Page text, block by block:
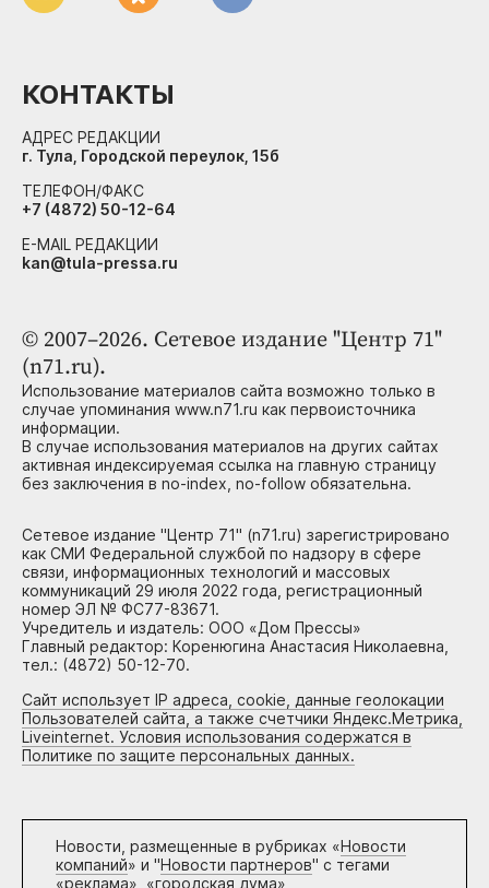
© 2007–2026. Сетевое издание "Центр 71"
(n71.ru).
Использование материалов сайта возможно только в
случае упоминания www.n71.ru как первоисточника
информации.
В случае использования материалов на других сайтах
активная индексируемая ссылка на главную страницу
без заключения в no-index, no-follow обязательна.
Сетевое издание "Центр 71" (n71.ru) зарегистрировано
как СМИ Федеральной службой по надзору в сфере
связи, информационных технологий и массовых
коммуникаций 29 июля 2022 года, регистрационный
номер ЭЛ № ФС77-83671.
Учредитель и издатель: ООО «Дом Прессы»
Главный редактор: Коренюгина Анастасия Николаевна,
тел.: (4872) 50-12-70.
Сайт использует IP адреса, cookie, данные геолокации
Пользователей сайта, а также счетчики Яндекс.Метрика,
Liveinternet. Условия использования содержатся в
Политике по защите персональных данных.
Новости, размещенные в рубриках «Новости
компаний» и "Новости партнеров" с тегами
«реклама», «городская дума»,
КОНТАКТЫ
АДРЕС РЕДАКЦИИ
г. Тула, Городской переулок, 15б
ТЕЛЕФОН/ФАКС
+7 (4872) 50-12-64
E-MAIL РЕДАКЦИИ
kan@tula-pressa.ru